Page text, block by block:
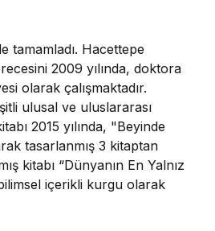
tamamladı. Hacettepe
2009 yılında, doktora
olarak çalışmaktadır.
ulusal ve uluslararası
2015 yılında, "Beyinde
tasarlanmış 3 kitaptan
kitabı “Dünyanın En Yalnız
içerikli kurgu olarak